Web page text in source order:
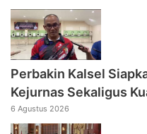
Perbakin Kalsel
Kejurnas Sekaligus
6 Agustus 2026